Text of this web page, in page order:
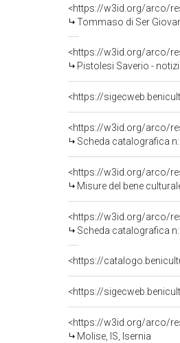
<https://w3id.org/arco/
Tommaso di Ser
<https://w3id.org/arco/
Pistolesi Saverio -
<https://w3id.org/arco/
Scheda catalografica
<https://w3id.org/arco/
Misure del bene
<https://w3id.org/arco/
Scheda catalografica
<https://
<https://w3id.org/arco/
Molise, IS, Isernia